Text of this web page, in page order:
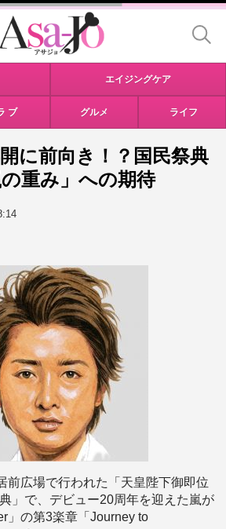
エイジングケア
ブ グルメ ライフ
に前向き！？国民祭典
重み」への期待
前広場で行われた「天皇陛下御即位
」で、デビュー20周年を迎えた嵐が
」の第3楽章「Journey to